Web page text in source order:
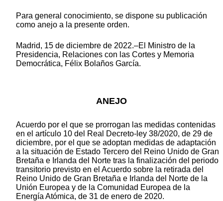
Para general conocimiento, se dispone su publicación
como anejo a la presente orden.
Madrid, 15 de diciembre de 2022.–El Ministro de la
Presidencia, Relaciones con las Cortes y Memoria
Democrática, Félix Bolaños García.
ANEJO
Acuerdo por el que se prorrogan las medidas contenidas
en el artículo 10 del Real Decreto-ley 38/2020, de 29 de
diciembre, por el que se adoptan medidas de adaptación
a la situación de Estado Tercero del Reino Unido de Gran
Bretaña e Irlanda del Norte tras la finalización del periodo
transitorio previsto en el Acuerdo sobre la retirada del
Reino Unido de Gran Bretaña e Irlanda del Norte de la
Unión Europea y de la Comunidad Europea de la
Energía Atómica, de 31 de enero de 2020.